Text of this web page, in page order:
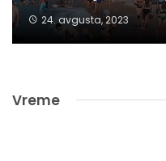
24. avgusta, 2023
Vreme